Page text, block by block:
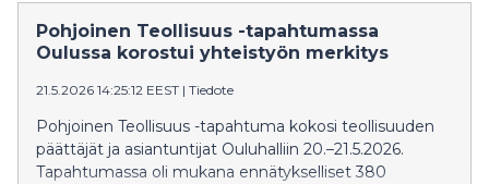
on koonnut metsästyksen, kalastuksen, retkeilyn ja
monipuolisesti luonnossa liikkuvat yhteen jo 1972
Pohjoinen Teollisuus -tapahtumassa
Oulussa korostui yhteistyön merkitys
21.5.2026 14:25:12 EEST | Tiedote
Pohjoinen Teollisuus -tapahtuma kokosi teollisuuden
päättäjät ja asiantuntijat Ouluhalliin 20.–21.5.2026.
Tapahtumassa oli mukana ennätykselliset 380